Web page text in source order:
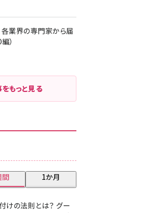
業界の専門家から届
）
もっと見る
間 1か月
けの法則とは？ グー